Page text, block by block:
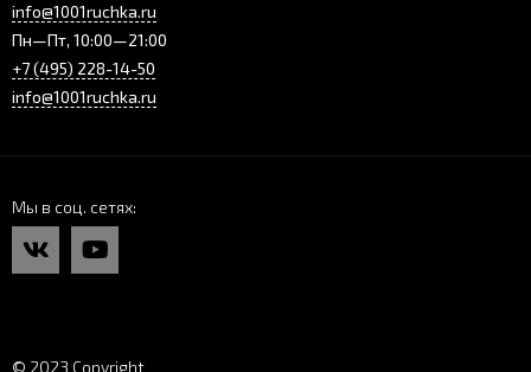
info@1001ruchka.ru
Пн—Пт, 10:00—21:00
+7 (495) 228-14-50
info@1001ruchka.ru
Мы в соц. сетях
© 2023 Copyright